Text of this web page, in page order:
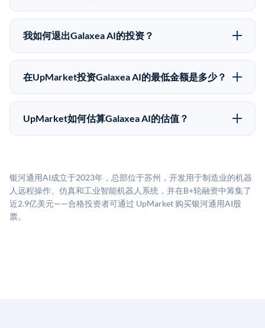
应做好可能全部损失的准备。私有公司的估值在融资轮
次之间可能大幅波动。投资者应在投资前咨询其财务顾
在Pre-IPO交易中，合格投资者通过二级市场平台从现有
股东（如员工、早期投资者或其他持有人）处购买股
为FINRA注册的经纪交易商促成这些交易，代表双方处
理合规、文件和结算事宜。
我如何退出Galaxea AI的投资？
Pre-IPO持股主要有两种退出途径：在二级市场将股份出
售给其他买家，或持有直到公司完成IPO或被收购。两
市场条件。任何退出的时间都是不可预测的，投资者应
做好多年持有的准备。
在UpMarket投资Galaxea AI的最低金额是多少？
UpMarket上大多数Pre-IPO产品的最低投资金额为
50,000美元。具体金额可能因产品和股份供应情况而有
UpMarket如何估算Galaxea AI的估值？
司可比倍数应用私有公司折扣，以反映流动性不足和信
息不对称。此估值不构成投资建议，可能与实际交易价
银河通用AI成立于2023年，总部位于苏州，开发用于制造业的机器
人远程操作、仿真和工业智能机器人系统，并在B+轮融资中筹集了
近2.9亿美元——合格投资者可通过 UpMarket 购买银河通用AI股
票。